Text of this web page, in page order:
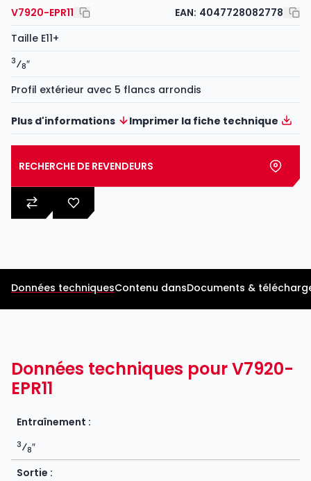
V7920-EPR11 EAN: 4047728082778
Taille E11+
3⁄8″
Profil extérieur avec 5 flancs arrondis
Plus d'informations Imprimer la fiche technique
RECHERCHE DE REVENDEURS
Données techniquesContenu dansDocuments &
Données techniques pour V7920-
EPR11
Entraînement :
3⁄8″
Sortie :